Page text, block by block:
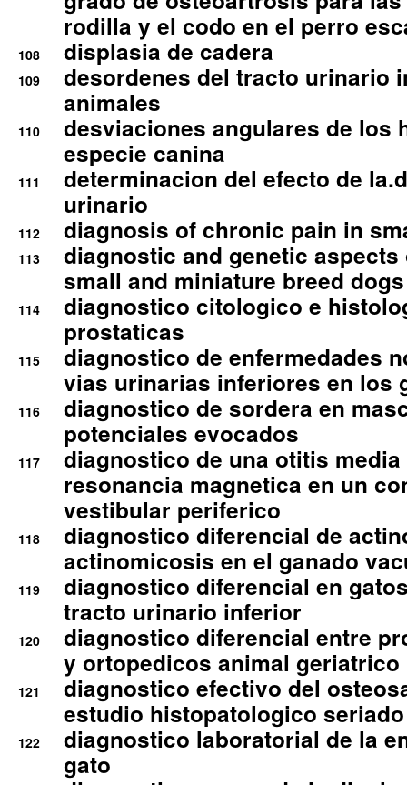
rodilla y el codo en el perro
108 displasia de cadera
109
desordenes del tracto urinario
animales
110
desviaciones angulares de los
especie canina
111
determinacion del efecto de
urinario
112 diagnosis of chronic pain in
113
diagnostic and genetic
small and miniature breed
114
diagnostico citologico e
prostaticas
115
diagnostico de enfermedades
vias urinarias inferiores en los
116
diagnostico de sordera en
potenciales evocados
117
diagnostico de una otitis
resonancia magnetica en un
vestibular periferico
118
diagnostico diferencial de
actinomicosis en el ganado
119
diagnostico diferencial en
tracto urinario inferior
120
diagnostico diferencial entre
y ortopedicos animal geriatrico
121
diagnostico efectivo del
estudio histopatologico seriado
122
diagnostico laboratorial de la
gato